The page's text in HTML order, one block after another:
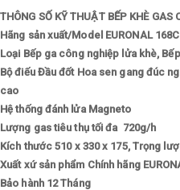
THÔNG SỐ KỸ THUẬT BẾP KHÈ GAS
Hãng sản xuất/Model EURONAL 168C
Loại Bếp ga công nghiệp lửa khè,
Bộ điếu Đầu đốt Hoa sen gang đúc
cao
Hệ thống đánh lửa Magneto
Lượng gas tiêu thụ tối đa 720g/h
Kích thước 510 x 330 x 175, Trọng
Xuất xứ sản phẩm Chính hãng
Bảo hành 12 Tháng